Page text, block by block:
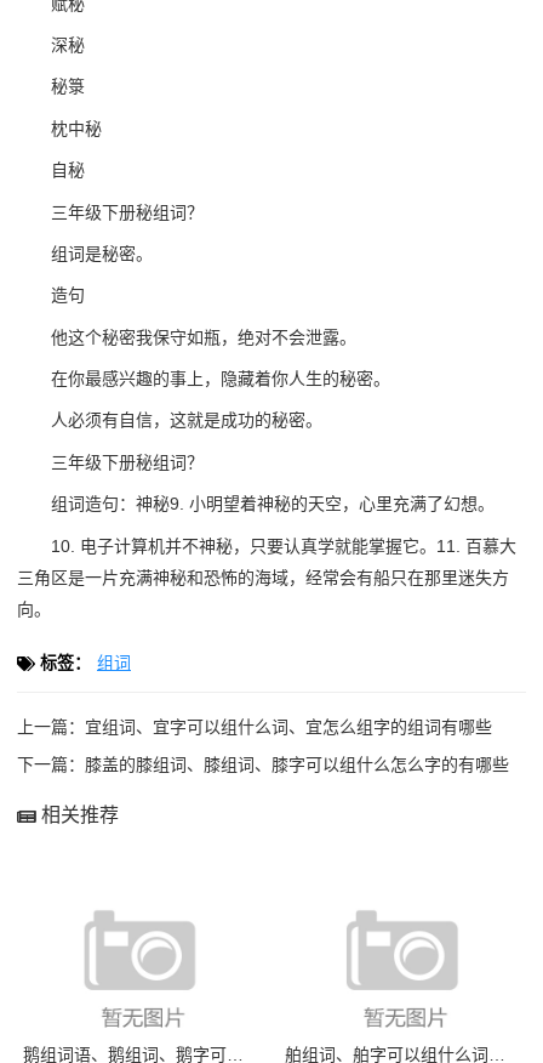
深秘
秘箓
枕中秘
自秘
三年级下册秘组词？
组词是秘密。
造句
他这个秘密我保守如瓶，绝对不会泄露。
在你最感兴趣的事上，隐藏着你人生的秘密。
人必须有自信，这就是成功的秘密。
三年级下册秘组词？
组词造句：神秘9. 小明望着神秘的天空，心里充满了幻想。
10. 电子计算机并不神秘，只要认真学就能掌握它。11. 百慕大
三角区是一片充满神秘和恐怖的海域，经常会有船只在那里迷失方
向。
标签： 组词
上一篇： 宜组词、宜字可以组什么词、宜怎么组字的组词有哪些
下一篇： 膝盖的膝组词、膝组词、膝字可以组什么怎么字的有哪些
相关推荐
鹅组词语、鹅组词、鹅字可以组什么词怎么组 舶组词、舶字可以组什么词、舶怎么组字的组